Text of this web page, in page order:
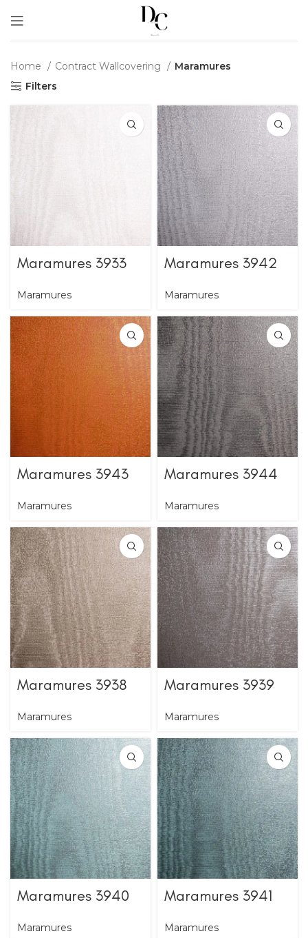
Home Contract Wallcovering
Maramures
Filters
Maramures 3933
Maramures
Maramures 3942
Maramures
Maramures 3943
Maramures
Maramures 3944
Maramures
Maramures 3938
Maramures
Maramures 3939
Maramures
Maramures 3940
Maramures
Maramures 3941
Maramures